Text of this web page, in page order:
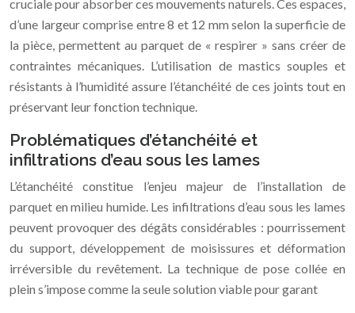
cruciale pour absorber ces mouvements naturels. Ces espaces,
d’une largeur comprise entre 8 et 12 mm selon la superficie de
la pièce, permettent au parquet de « respirer » sans créer de
contraintes mécaniques. L’utilisation de mastics souples et
résistants à l’humidité assure l’étanchéité de ces joints tout en
préservant leur fonction technique.
Problématiques d’étanchéité et
infiltrations d’eau sous les lames
L’étanchéité constitue l’enjeu majeur de l’installation de
parquet en milieu humide. Les infiltrations d’eau sous les lames
peuvent provoquer des dégâts considérables : pourrissement
du support, développement de moisissures et déformation
irréversible du revêtement. La technique de pose collée en
plein s’impose comme la seule solution viable pour garant